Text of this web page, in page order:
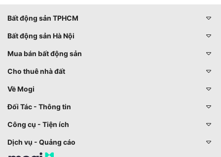
Bất động sản TPHCM
Bất động sản Hà Nội
Mua bán bất động sản
Cho thuê nhà đất
Về Mogi
Đối Tác - Thông tin
Công cụ - Tiện ích
Dịch vụ - Quảng cáo